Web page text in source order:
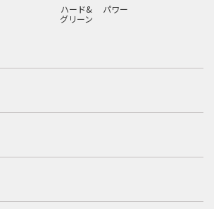
ハード&
グリーン
パワー